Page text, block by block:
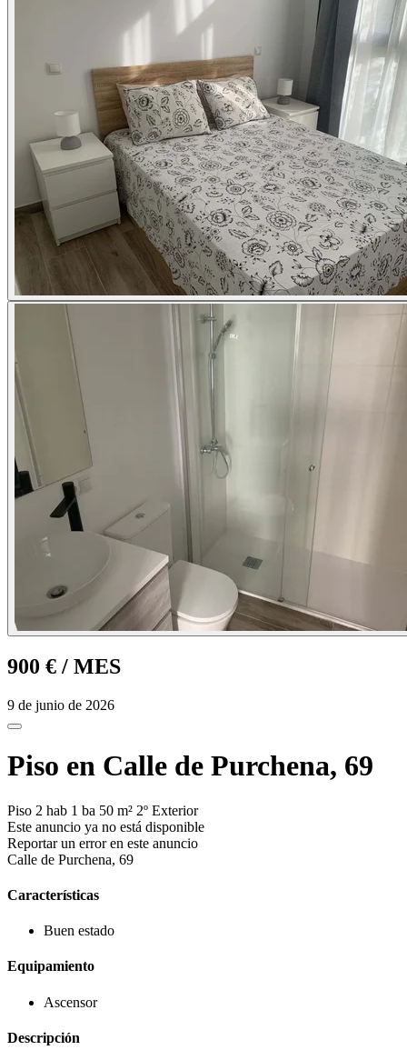
900 € / MES
9 de junio de 2026
Piso en Calle de Purchena, 69
Piso 2 hab 1 ba 50 m² 2º Exterior
Este anuncio ya no está disponible
Reportar un error en este anuncio
Calle de Purchena, 69
Características
Buen estado
Equipamiento
Ascensor
Descripción